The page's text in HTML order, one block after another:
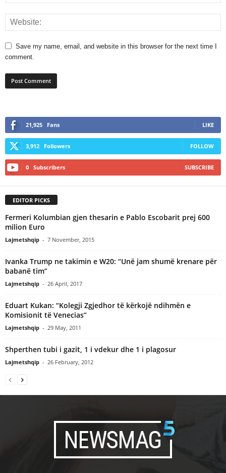
Save my name, email, and website in this browser for the next time I
comment.
21,925 Fans LIKE
3,912 Followers FOLLOW
0 Subscribers SUBSCRIBE
EDITOR PICKS
Fermeri Kolumbian gjen thesarin e Pablo Escobarit prej 600
milion Euro
Lajmetshqip - 7 November, 2015
Ivanka Trump ne takimin e W20: “Unë jam shumë krenare për
babanë tim”
Lajmetshqip - 26 April, 2017
Eduart Kukan: “Kolegji Zgjedhor të kërkojë ndihmën e
Komisionit të Venecias”
Lajmetshqip - 29 May, 2011
Shperthen tubi i gazit, 1 i vdekur dhe 1 i plagosur
Lajmetshqip - 26 February, 2012